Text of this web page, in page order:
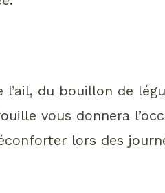
du bouillon de
vous donnera
lors des